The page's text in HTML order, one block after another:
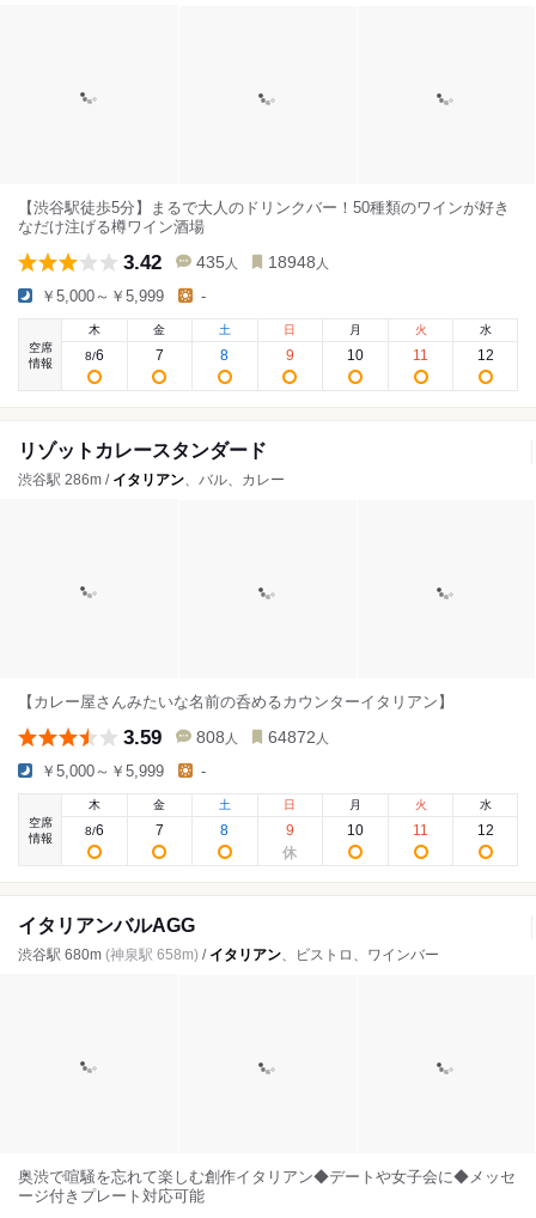
【渋谷駅徒歩5分】まるで大人のドリンクバー！50種類のワインが好き
なだけ注げる樽ワイン酒場
3.42 435 人 18948 人
￥5,000～￥5,999 -
空席
情報
木
8/6
金
7
土
8
日
9
月
10
火
11
水
12
リゾットカレースタンダード
渋谷駅 286m / イタリアン、バル、カレー
【カレー屋さんみたいな名前の呑めるカウンターイタリアン】
3.59 808 人 64872 人
￥5,000～￥5,999 -
空席
情報
木
8/6
金
7
土
8
日
9
月
10
火
11
水
12
イタリアンバルAGG
渋谷駅 680m (神泉駅 658m) / イタリアン、ビストロ、ワインバー
奥渋で喧騒を忘れて楽しむ創作イタリアン◆デートや女子会に◆メッセ
ージ付きプレート対応可能